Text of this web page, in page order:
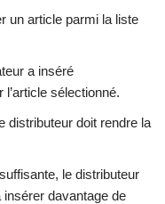
un article parmi la liste
a inséré
sélectionné.
distributeur doit rendre la
le distributeur
insérer davantage de